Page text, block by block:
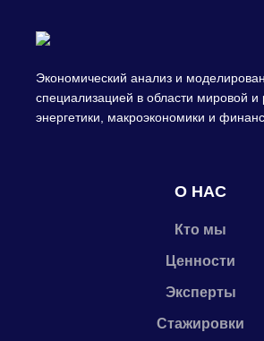
Экономический анализ и
специализацией в области мировой и
энергетики, макроэкономики и
О НАС
Кто мы
Ценности
Эксперты
Стажировки